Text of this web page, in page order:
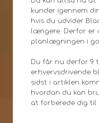
kunder igennem
hvis du udvider
længere. Derfor er
planlægningen i
Du får nu derfor 9
erhvervsdrivende
sidst i artiklen
hvordan du kan
at forberede dig til